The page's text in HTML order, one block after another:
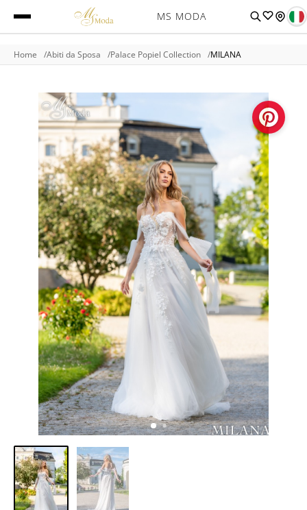
MS MODA
Home Abiti da Sposa Palace Popiel Collection MILANA